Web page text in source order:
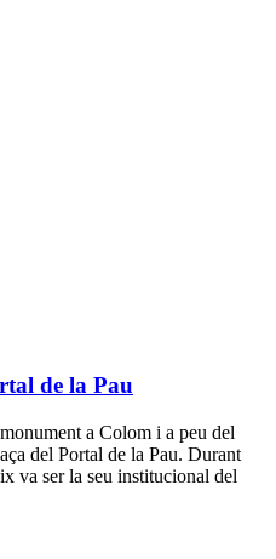
de la Pau
a Colom i a peu del
del Portal de la Pau. Durant
va ser la seu institucional del